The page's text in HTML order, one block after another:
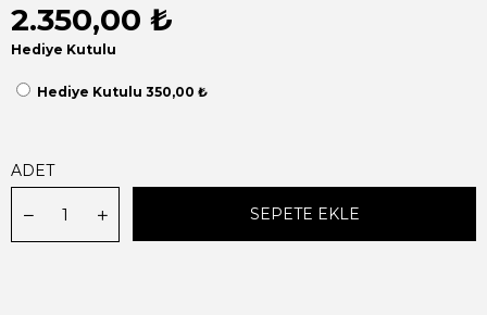
2.350,00 ₺
Hediye Kutulu
Hediye Kutulu 350,00 ₺
ADET